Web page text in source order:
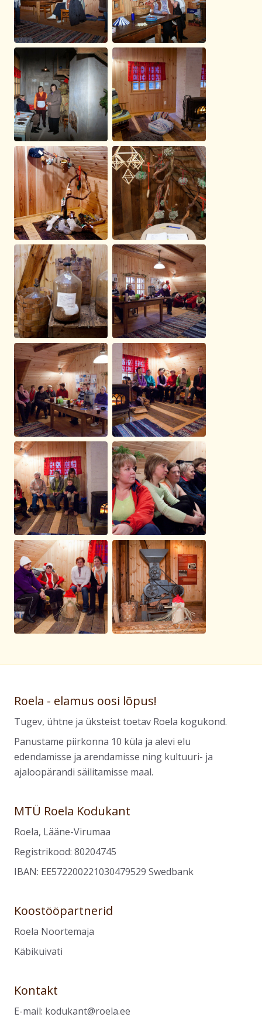
Roela - elamus oosi lõpus!
Tugev, ühtne ja üksteist toetav Roela kogukond.
Panustame piirkonna 10 küla ja alevi elu
edendamisse ja arendamisse ning kultuuri- ja
ajaloopärandi säilitamisse maal.
MTÜ Roela Kodukant
Roela, Lääne-Virumaa
Registrikood: 80204745
IBAN: EE572200221030479529 Swedbank
Koostööpartnerid
Roela Noortemaja
Käbikuivati
Kontakt
E-mail: kodukant@roela.ee